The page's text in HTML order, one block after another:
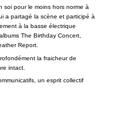
soi pour le moins hors norme à
a partagé la scène et participé à
à la basse électrique
The Birthday Concert,
Report.
la fraicheur de
intact.
un esprit collectif